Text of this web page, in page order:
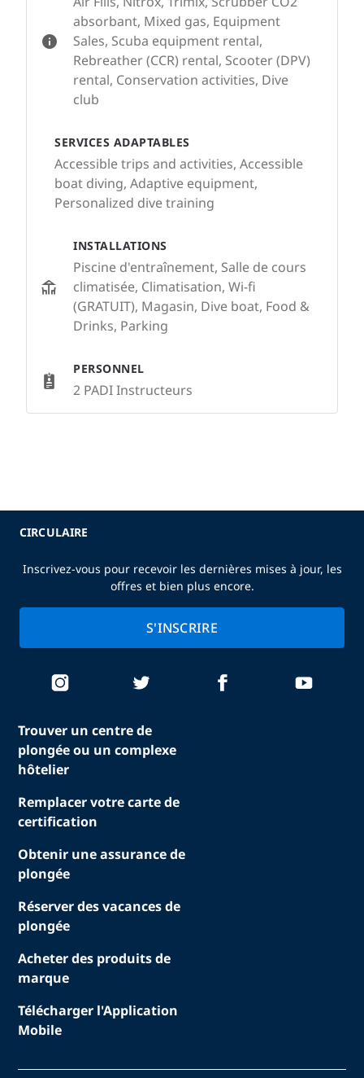
absorbant, Mixed gas, Equipment
Sales, Scuba equipment rental,
Rebreather (CCR) rental, Scooter (DPV)
rental, Conservation activities, Dive
club
SERVICES ADAPTABLES
Accessible trips and activities, Accessible
boat diving, Adaptive equipment,
Personalized dive training
INSTALLATIONS
Piscine d'entraînement, Salle de cours
climatisée, Climatisation, Wi-fi
(GRATUIT), Magasin, Dive boat, Food &
Drinks, Parking
PERSONNEL
2 PADI Instructeurs
Trouver un centre de
plongée ou un complexe
hôtelier
Remplacer votre carte de
certification
Obtenir une assurance de
plongée
Réserver des vacances de
plongée
Acheter des produits de
marque
Télécharger l'Application
Mobile
CIRCULAIRE
Inscrivez-vous pour recevoir les dernières mises à jour, les
offres et bien plus encore.
S'INSCRIRE